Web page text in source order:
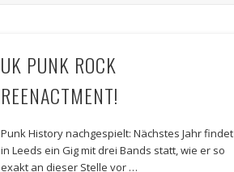
UK PUNK ROCK
REENACTMENT!
Punk History nachgespielt: Nächstes Jahr findet
in Leeds ein Gig mit drei Bands statt, wie er so
exakt an dieser Stelle vor …